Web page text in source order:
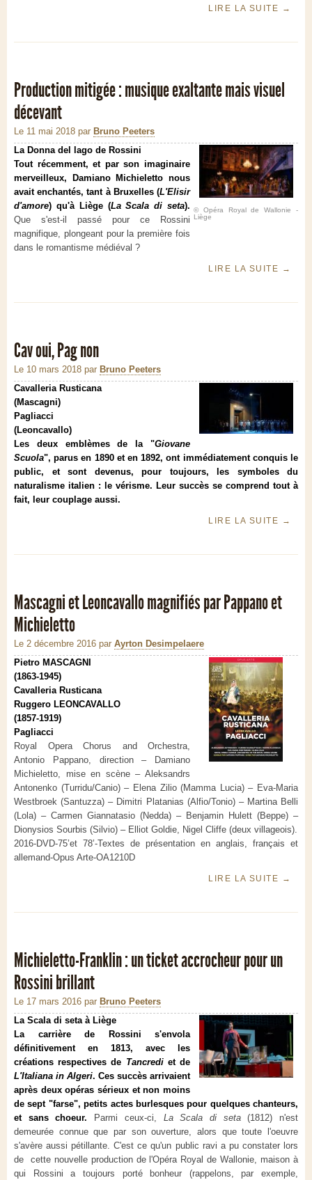
LIRE LA SUITE →
Production mitigée : musique exaltante mais visuel
décevant
Le 11 mai 2018 par Bruno Peeters
© Opéra Royal de Wallonie -
Liège
La Donna del lago de Rossini
Tout récemment, et par son imaginaire
merveilleux, Damiano Michieletto nous
avait enchantés, tant à Bruxelles (L'Elisir
d'amore) qu'à Liège (La Scala di seta).
Que s'est-il passé pour ce Rossini
magnifique, plongeant pour la première fois
dans le romantisme médiéval ?
LIRE LA SUITE →
Cav oui, Pag non
Le 10 mars 2018 par Bruno Peeters
Cavalleria Rusticana
(Mascagni)
Pagliacci
(Leoncavallo)
Les deux emblèmes de la "Giovane
Scuola", parus en 1890 et en 1892, ont immédiatement conquis le
public, et sont devenus, pour toujours, les symboles du
naturalisme italien : le vérisme. Leur succès se comprend tout à
fait, leur couplage aussi.
LIRE LA SUITE →
Mascagni et Leoncavallo magnifiés par Pappano et
Michieletto
Le 2 décembre 2016 par Ayrton Desimpelaere
Pietro MASCAGNI
(1863-1945)
Cavalleria Rusticana
Ruggero LEONCAVALLO
(1857-1919)
Pagliacci
Royal Opera Chorus and Orchestra,
Antonio Pappano, direction – Damiano
Michieletto, mise en scène – Aleksandrs
Antonenko (Turridu/Canio) – Elena Zilio (Mamma Lucia) – Eva-Maria
Westbroek (Santuzza) – Dimitri Platanias (Alfio/Tonio) – Martina Belli
(Lola) – Carmen Giannatasio (Nedda) – Benjamin Hulett (Beppe) –
Dionysios Sourbis (Silvio) – Elliot Goldie, Nigel Cliffe (deux villageois).
2016-DVD-75’et 78’-Textes de présentation en anglais, français et
allemand-Opus Arte-OA1210D
LIRE LA SUITE →
Michieletto-Franklin : un ticket accrocheur pour un
Rossini brillant
Le 17 mars 2016 par Bruno Peeters
La Scala di seta à Liège
La carrière de Rossini s'envola
définitivement en 1813, avec les
créations respectives de Tancrediet de
L'Italiana in Algeri. Ces succès arrivaient
après deux opéras sérieux et non moins
de sept "farse", petits actes burlesques pour quelques chanteurs,
et sans choeur. Parmi ceux-ci, La Scala di seta(1812) n'est
demeurée connue que par son ouverture, alors que toute l'oeuvre
s'avère aussi pétillante. C'est ce qu'un public ravi a pu constater lors
de cette nouvelle production de l'Opéra Royal de Wallonie, maison à
qui Rossini a toujours porté bonheur (rappelons, par exemple,